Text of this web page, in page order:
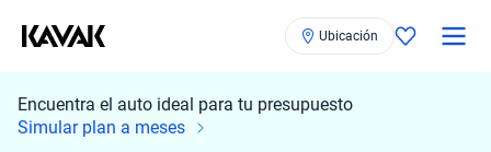
Ubicación
Encuentra el auto ideal para tu presupuesto
Simular plan a meses
Busca por marca